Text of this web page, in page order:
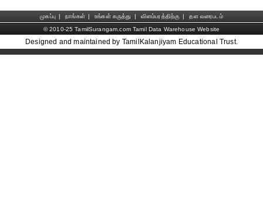
முகப்பு | நாங்கள் | உங்கள் கருத்து | விளம்பரத்திற்கு |
தள வரைபடம்
© 2010-25 TamilSurangam.com Tamil Data Warehouse Website
Designed and maintained by TamilKalanjiyam Educational Trust.